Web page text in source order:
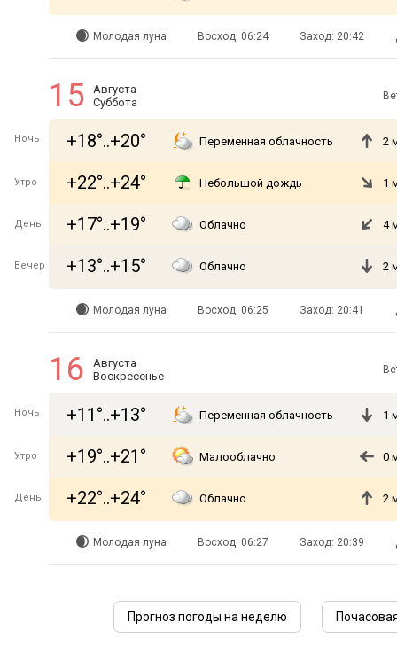
Молодая луна Восход: 06:24 Заход: 20:42
15
Августа
Суббота
Ночь +18°..+20° Переменная облачность 2
Утро +22°..+24° Небольшой дождь 1
День +17°..+19° Облачно 4
Вечер +13°..+15° Облачно 2
Молодая луна Восход: 06:25 Заход: 20:41
16
Августа
Воскресенье
Ночь +11°..+13° Переменная облачность 1
Утро +19°..+21° Малооблачно 0
День +22°..+24° Облачно 2
Молодая луна Восход: 06:27 Заход: 20:39
Прогноз погоды на неделю